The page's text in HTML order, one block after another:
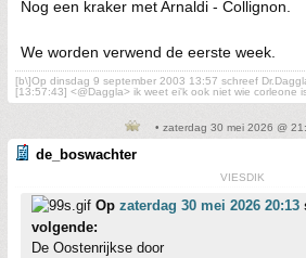
Nog een kraker met Arnaldi - Collignon.
We worden verwend de eerste week.
[b\]Op dinsdag 9 september 2003 13:57 schreef
[13:57:43] <@Daggla> ik weet ei'k ook niet wie corleone
• zaterdag 30 mei 2026 @
de_boswachter
VIESDIK
Op zaterdag 30 mei 2026 20:13
volgende:
De Oostenrijkse door